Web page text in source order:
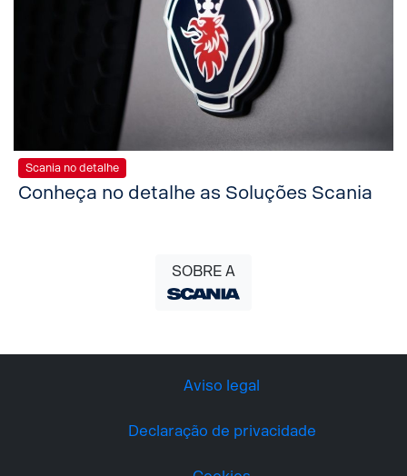
Scania no detalhe
Conheça no detalhe as Soluções Scania
SOBRE A
Aviso legal
Declaração de privacidade